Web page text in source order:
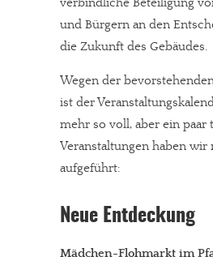
verbindliche Beteiligung
und Bürgern an den
die Zukunft des Gebäudes.
Wegen der
ist der
mehr so voll, aber ein paar
Veranstaltungen haben wir
aufgeführt:
Neue Entdeckung
Mädchen-Flohmarkt im